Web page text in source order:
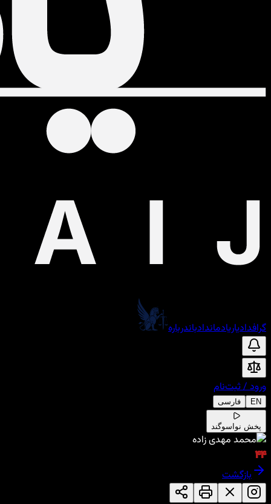
گرافدادیاریادماندادباندرباره
ورود/ثبت‌نام
EN فارسی
پخش نوا سوگند
۴۴
بازگشت